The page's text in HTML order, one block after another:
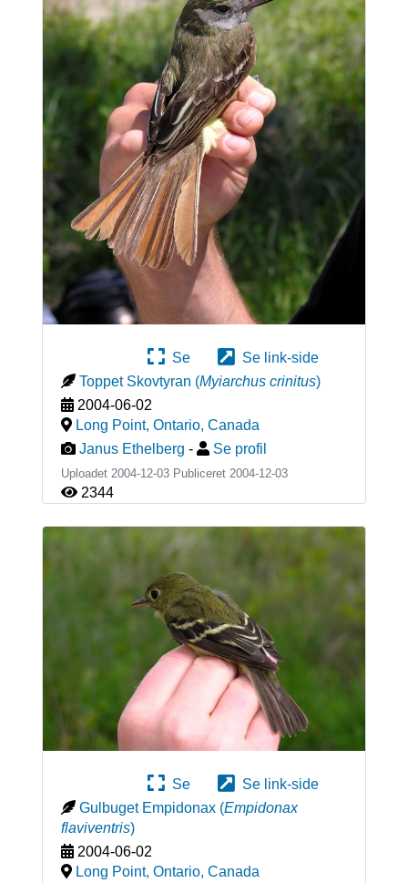
Se
Se link-side
Toppet Skovtyran (Myiarchus crinitus)
2004-06-02
Long Point, Ontario, Canada
Janus Ethelberg - Se profil
Uploadet 2004-12-03 Publiceret 2004-12-03
2344
Se
Se link-side
Gulbuget Empidonax (Empidonax
flaviventris)
2004-06-02
Long Point, Ontario, Canada